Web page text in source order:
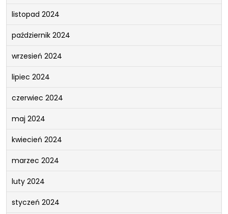
listopad 2024
październik 2024
wrzesień 2024
lipiec 2024
czerwiec 2024
maj 2024
kwiecień 2024
marzec 2024
luty 2024
styczeń 2024